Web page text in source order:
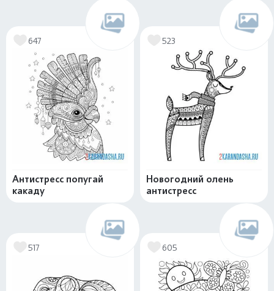
647
Антистресс попугай
какаду
523
Новогодний олень
антистресс
517 605